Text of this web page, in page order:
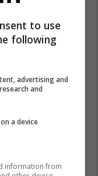
to use
following
advertising and
and
a device
information from